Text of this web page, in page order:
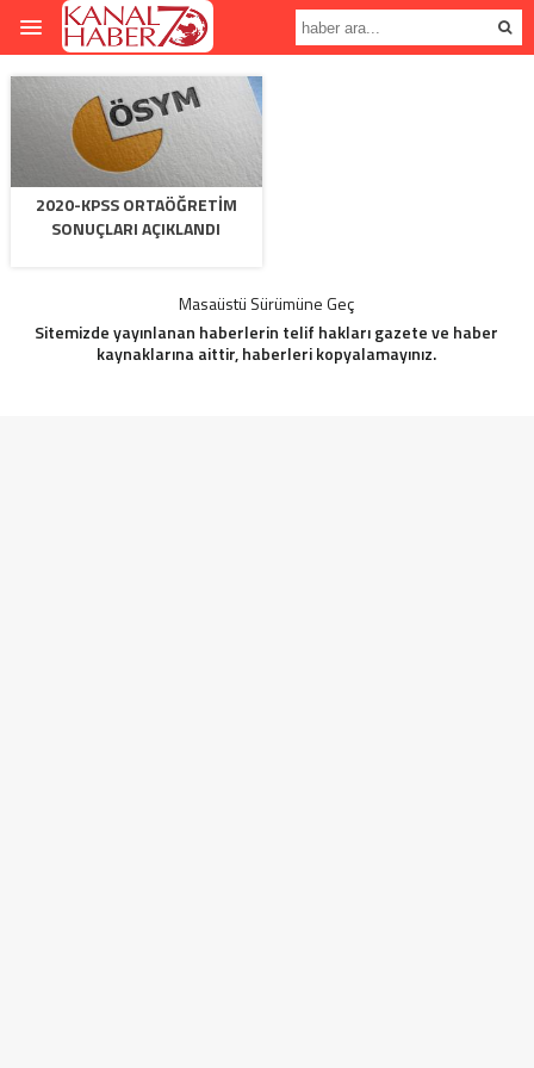
2020-KPSS ORTAÖĞRETIM
SONUÇLARI AÇIKLANDI
Masaüstü Sürümüne Geç
Sitemizde yayınlanan haberlerin telif hakları gazete ve haber
kaynaklarına aittir, haberleri kopyalamayınız.